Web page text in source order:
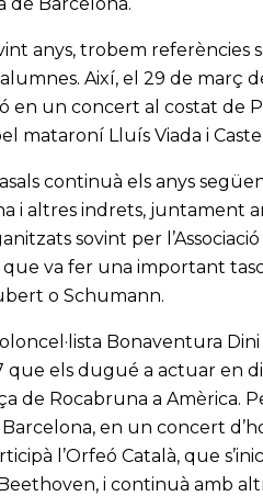
anys, trobem referències
Així, el 29 de març
en un concert al costat de
mataroní Lluís Viada i
continuà els anys
i altres indrets, juntament
sovint per
va fer una important
o Schumann.
Bonaventura
que els dugué a actuar en
de Rocabruna a Amèrica.
en un concert
l’Orfeó Català, que
i continuà amb